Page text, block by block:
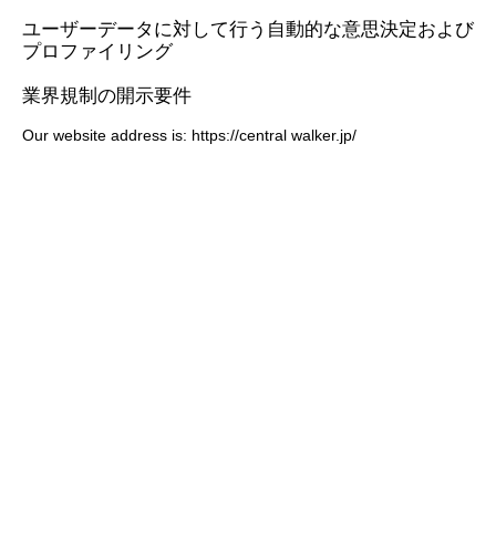
ユーザーデータに対して行う自動的な意思決定および
プロファイリング
業界規制の開示要件
Our website address is: https://central walker.jp/